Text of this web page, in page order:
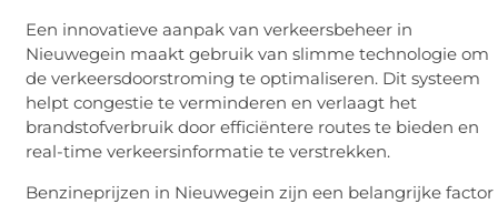
Een innovatieve aanpak van verkeersbeheer in
Nieuwegein maakt gebruik van slimme technologie om
de verkeersdoorstroming te optimaliseren. Dit systeem
helpt congestie te verminderen en verlaagt het
brandstofverbruik door efficiëntere routes te bieden en
real-time verkeersinformatie te verstrekken.
Benzineprijzen in Nieuwegein zijn een belangrijke factor